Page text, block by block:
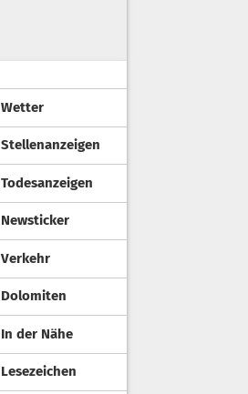
Wetter
Stellenanzeigen
Todesanzeigen
Newsticker
Verkehr
Dolomiten
In der Nähe
Lesezeichen